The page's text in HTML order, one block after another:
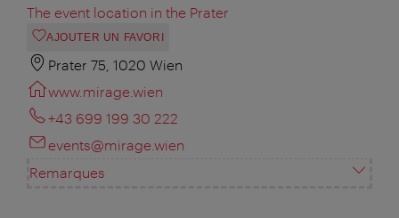
The event location in the Prater
AJOUTER UN FAVORI
Prater 75, 1020 Wien
www.mirage.wien
+43 699 199 30 222
events@mirage.wien
Remarques